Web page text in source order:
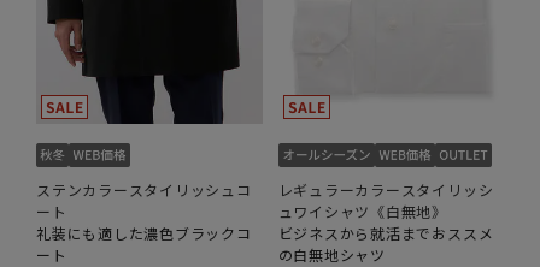
ステンカラースタイリッシュコ
ート
礼装にも適した濃色ブラックコ
ート
レギュラーカラースタイリッシ
ュワイシャツ《白無地》
ビジネスから就活までおススメ
の白無地シャツ